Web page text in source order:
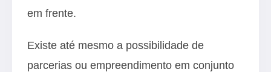
em frente.
Existe até mesmo a possibilidade de
parcerias ou empreendimento em conjunto